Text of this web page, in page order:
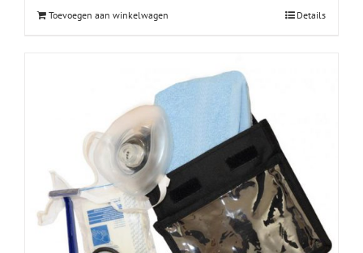
Toevoegen aan winkelwagen Details